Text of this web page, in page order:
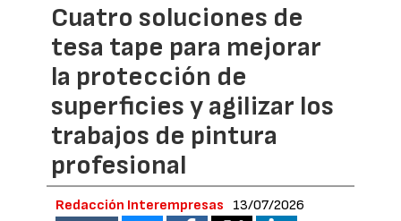
Cuatro soluciones de
tesa tape para mejorar
la protección de
superficies y agilizar los
trabajos de pintura
profesional
Redacción Interempresas 13/07/2026